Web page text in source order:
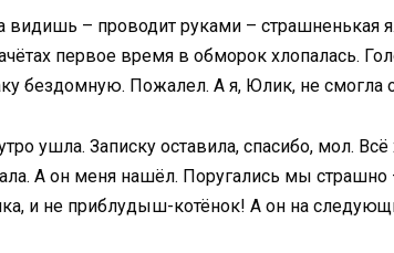
видишь – проводит руками – страшненькая
первое время в обморок хлопалась.
бездомную. Пожалел. А я, Юлик, не смогла
ушла. Записку оставила, спасибо, мол.
А он меня нашёл. Поругались мы страшно
и не приблудыш-котёнок! А он на